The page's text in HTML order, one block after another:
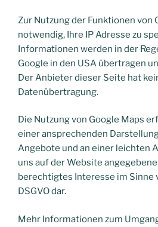
Zur Nutzung der Funktionen von
notwendig, Ihre IP Adresse zu
Informationen werden in der
Google in den USA übertragen
Der Anbieter dieser Seite hat
Datenübertragung.
Die Nutzung von Google Maps
einer ansprechenden
Angebote und an einer leichten
uns auf der Website
berechtigtes Interesse im Sinne
DSGVO dar.
Mehr Informationen zum